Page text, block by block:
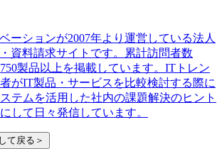
ーションが2007年より運営している法人
資料請求サイトです。累計訪問者数
製品以上を掲載しています。ITトレン
がIT製品・サービスを比較検討する際に
テムを活用した社内の課題解決のヒント
して日々発信しています。
て戻る＞